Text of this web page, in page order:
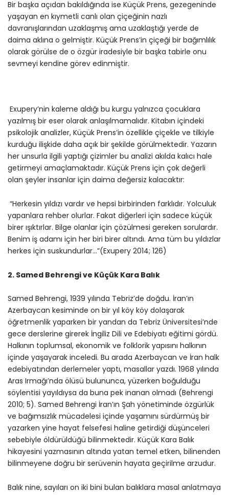
Bir başka açıdan bakıldığında ise Küçük Prens, gezegeninde
yaşayan en kıymetli canlı olan çiçeğinin nazlı
davranışlarından uzaklaşmış ama uzaklaştığı yerde de
daima aklına o gelmiştir. Küçük Prens’in çiçeği bir bağımlılık
olarak görülse de o özgür iradesiyle bir başka tabirle onu
sevmeyi kendine görev edinmiştir.
Exupery’nin kaleme aldığı bu kurgu yalnızca çocuklara
yazılmış bir eser olarak anlaşılmamalıdır. Kitabın içindeki
psikolojik analizler, Küçük Prens’in özellikle çiçekle ve tilkiyle
kurduğu ilişkide daha açık bir şekilde görülmektedir. Yazarın
her unsurla ilgili yaptığı çizimler bu analizi akılda kalıcı hale
getirmeyi amaçlamaktadır. Küçük Prens için çok değerli
olan şeyler insanlar için daima değersiz kalacaktır:
“Herkesin yıldızı vardır ve hepsi birbirinden farklıdır. Yolculuk
yapanlara rehber olurlar. Fakat diğerleri için sadece küçük
birer ışıktırlar. Bilge olanlar için çözülmesi gereken sorulardır.
Benim iş adamı için her biri birer altındı. Ama tüm bu yıldızlar
herkes için suskundurlar…”(Exupery 2014; 126)
2. Samed Behrengi ve Küçük Kara Balık
Samed Behrengi, 1939 yılında Tebriz’de doğdu. İran’ın
Azerbaycan kesiminde on bir yıl köy köy dolaşarak
öğretmenlik yaparken bir yandan da Tebriz Üniversitesi’nde
gece derslerine girerek İngiliz Dili ve Edebiyatı eğitimi gördü.
Halkının toplumsal, ekonomik ve folklorik yapısını halkının
içinde yaşayarak inceledi. Bu arada Azerbaycan ve İran halk
edebiyatından derlemeler yaptı, masallar yazdı. 1968 yılında
Aras Irmağı’nda ölüsü bulununca, yüzerken boğulduğu
söylentisi yayıldıysa da buna pek inanan olmadı (Behrengi
2010; 5). Samed Behrengi İran’ın Şah yönetiminde özgürlük
ve bağımsızlık mücadelesi içinde yaşamını sürdürmüş bir
yazarken yine hayat felsefesi haline getirdiği düşünceleri
sebebiyle öldürüldüğü bilinmektedir. Küçük Kara Balık
hikayesini yazmasının altında yatan temel etken, bilinenden
bilinmeyene doğru bir serüvenin hayata geçirilme arzudur.
Balık nine, sayıları on iki bini bulan balıklara masal anlatmaya